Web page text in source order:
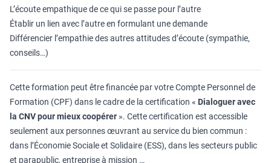
L’écoute empathique de ce qui se passe pour l’autre
Établir un lien avec l’autre en formulant une demande
Différencier l’empathie des autres attitudes d’écoute (sympathie,
conseils…)
Cette formation peut être financée par votre Compte Personnel de
Formation (CPF) dans le cadre de la certification « Dialoguer avec
la CNV pour mieux coopérer ». Cette certification est accessible
seulement aux personnes œuvrant au service du bien commun :
dans l’Économie Sociale et Solidaire (ESS), dans les secteurs public
et parapublic, entreprise à mission …